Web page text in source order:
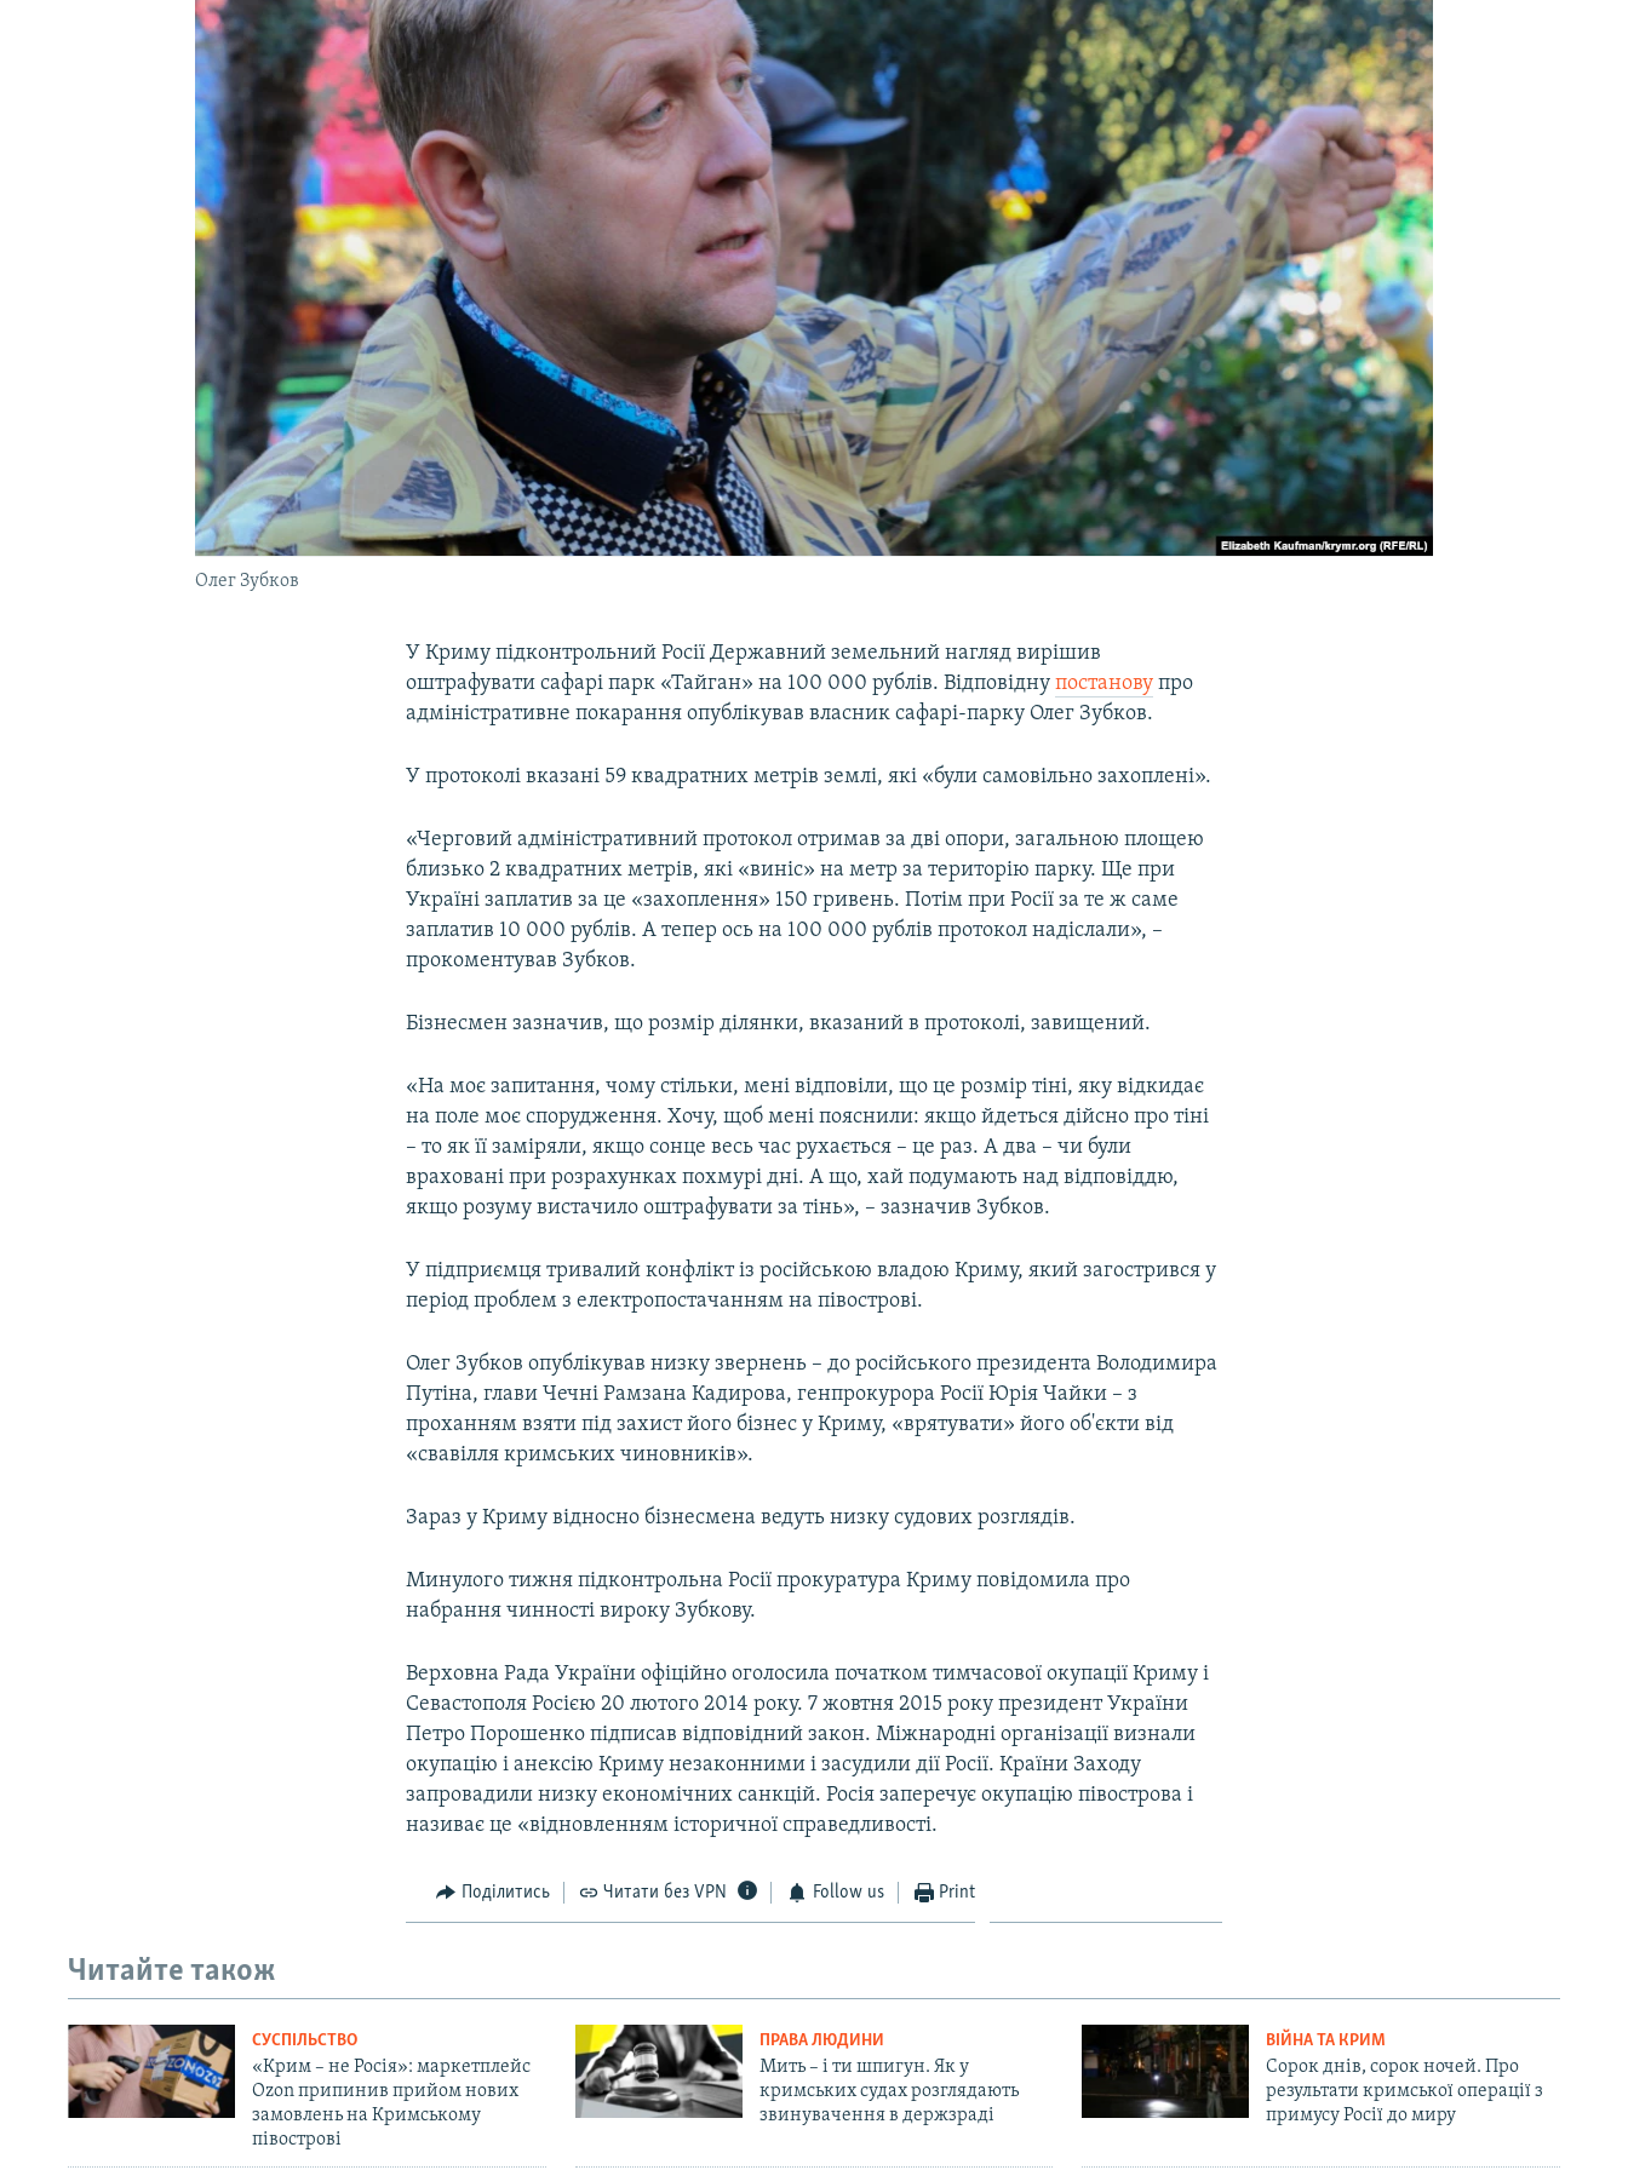
Олег Зубков
У Криму підконтрольний Росії Державний земельний нагляд вирішив
оштрафувати сафарі парк «Тайган» на 100 000 рублів. Відповіднупостанову про
адміністративне покарання опублікував власник сафарі-парку Олег Зубков.
У протоколі вказані 59 квадратних метрів землі, які «були самовільно захоплені».
«Черговий адміністративний протокол отримав за дві опори, загальною площею
близько 2 квадратних метрів, які «виніс» на метр за територію парку. Ще при
Україні заплатив за це «захоплення» 150 гривень. Потім при Росії за те ж саме
заплатив 10 000 рублів. А тепер ось на 100 000 рублів протокол надіслали», –
прокоментував Зубков.
Бізнесмен зазначив, що розмір ділянки, вказаний в протоколі, завищений.
«На моє запитання, чому стільки, мені відповіли, що це розмір тіні, яку відкидає
на поле моє спорудження. Хочу, щоб мені пояснили: якщо йдеться дійсно про тіні
– то як її заміряли, якщо сонце весь час рухається – це раз. А два – чи були
враховані при розрахунках похмурі дні. А що, хай подумають над відповіддю,
якщо розуму вистачило оштрафувати за тінь», – зазначив Зубков.
У підприємця тривалий конфлікт із російською владою Криму, який загострився у
період проблем з електропостачанням на півострові.
Олег Зубков опублікував низку звернень – до російського президента Володимира
Путіна, глави Чечні Рамзана Кадирова, генпрокурора Росії Юрія Чайки – з
проханням взяти під захист його бізнес у Криму, «врятувати» його об'єкти від
«свавілля кримських чиновників».
Зараз у Криму відносно бізнесмена ведуть низку судових розглядів.
Минулого тижня підконтрольна Росії прокуратура Криму повідомила про
набрання чинності вироку Зубкову.
Верховна Рада України офіційно оголосила початком тимчасової окупації Криму і
Севастополя Росією 20 лютого 2014 року. 7 жовтня 2015 року президент України
Петро Порошенко підписав відповідний закон. Міжнародні організації визнали
окупацію і анексію Криму незаконними і засудили дії Росії. Країни Заходу
запровадили низку економічних санкцій. Росія заперечує окупацію півострова і
називає це «відновленням історичної справедливості.
Поділитись Читати без VPN Follow us Print
Читайте також
СУСПІЛЬСТВО
«Крим – не Росія»: маркетплейс
Ozon припинив прийом нових
замовлень на Кримському
півострові
ПРАВА ЛЮДИНИ
Мить – і ти шпигун. Як у
кримських судах розглядають
звинувачення в держзраді
ВІЙНА ТА КРИМ
Сорок днів, сорок ночей. Про
результати кримської операції з
примусу Росії до миру